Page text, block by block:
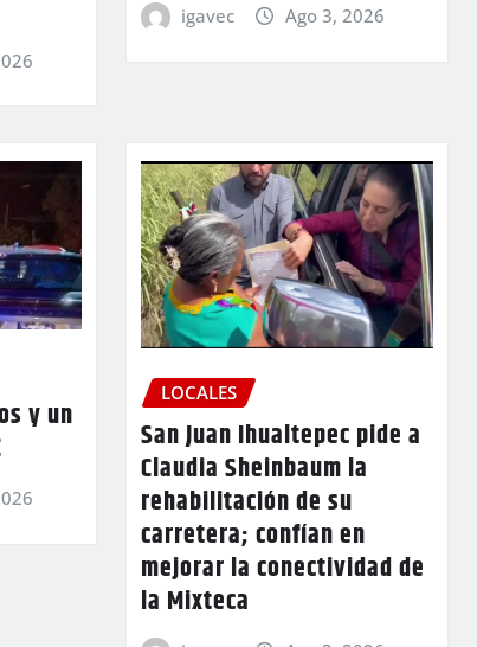
igavec Ago 3, 2026
y un
LOCALES
San Juan Ihualtepec pide a
Claudia Sheinbaum la
rehabilitación de su
carretera; confían en
mejorar la conectividad de
la Mixteca